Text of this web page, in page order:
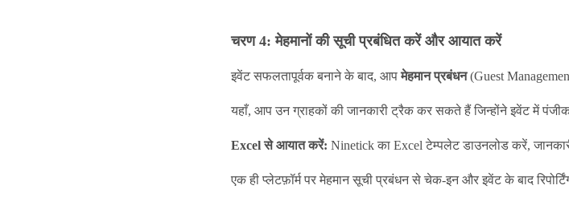
चरण 4: मेहमानों की सूची प्रबंधित करें और आयात करें
इवेंट सफलतापूर्वक बनाने के बाद, आपमेहमान प्रबंधन(Guest
यहाँ, आप उन ग्राहकों की जानकारी ट्रैक कर सकते हैं जिन्होंने इवेंट में
Excel से आयात करें: Ninetick का Excel टेम्पलेट डाउनलोड करें,
एक ही प्लेटफ़ॉर्म पर मेहमान सूची प्रबंधन से चेक-इन और इवेंट के बाद